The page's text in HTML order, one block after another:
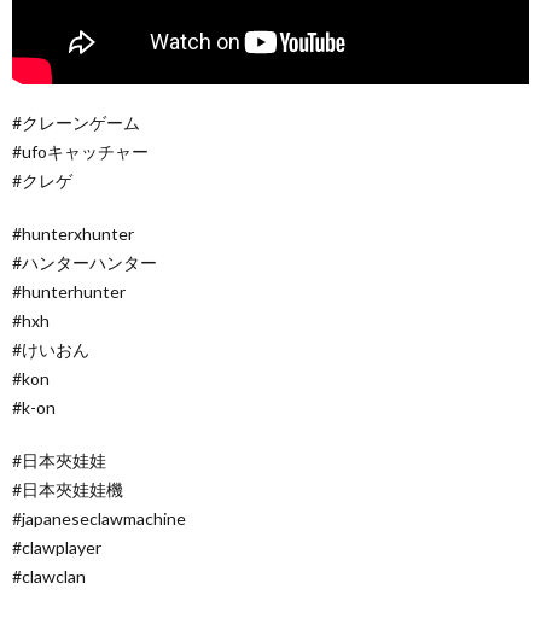
#クレーンゲーム
#ufoキャッチャー
#クレゲ
#hunterxhunter
#ハンターハンター
#hunterhunter
#hxh
#けいおん
#kon
#k-on
#日本夾娃娃
#日本夾娃娃機
#japaneseclawmachine
#clawplayer
#clawclan